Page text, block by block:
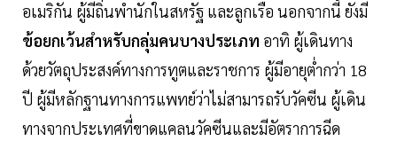
อเมริกัน ผู้มีถิ่นพำนักในสหรัฐ และลูกเรือ นอกจากนี้ ยังมี
ข้อยกเว้นสำหรับกลุ่มคนบางประเภท อาทิ ผู้เดินทาง
ด้วยวัตถุประสงค์ทางการทูตและราชการ ผู้มีอายุต่ำกว่า 18
ปี ผู้มีหลักฐานทางการแพทย์ว่าไม่สามารถรับวัคซีน ผู้เดิน
ทางจากประเทศที่ขาดแคลนวัคซีนและมีอัตราการฉีด